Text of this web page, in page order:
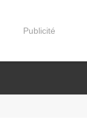
Publicité